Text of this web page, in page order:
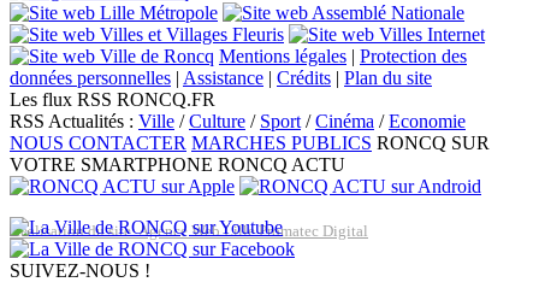
Mentions légales | Protection des
données personnelles | Assistance | Crédits | Plan du site
Les flux RSS RONCQ.FR
RSS Actualités : Ville /Culture / Sport /Cinéma /Economie
NOUS CONTACTER MARCHES PUBLICS RONCQ SUR
VOTRE SMARTPHONE RONCQ ACTU
Réalisation du site: Agence Web Lille Promatec Digital
SUIVEZ-NOUS !